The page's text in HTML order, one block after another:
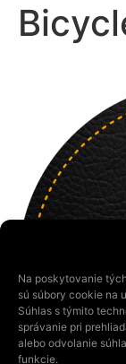
Na poskytovanie
sú súbory cookie na
Súhlas s týmito
správanie pri
alebo odvolanie
funkcie.